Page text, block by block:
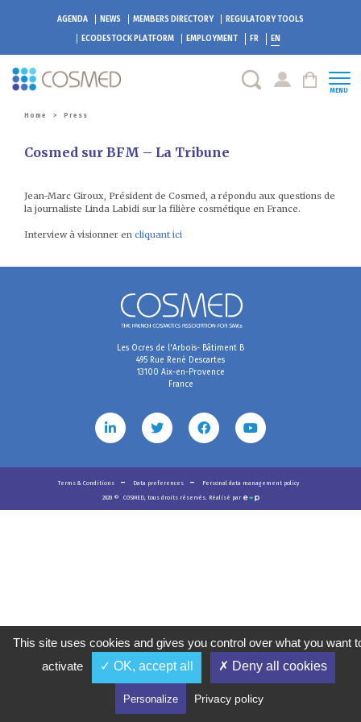
AGENDA NEWS MEMBERS DIRECTORY
REGULATORY TOOLS
ECODESTOCK PLATFORM EMPLOYMENT FR EN
MENU
Home > Press
Cosmed sur BFM – La Tribune
Jean-Marc Giroux, Président de Cosmed, a répondu aux questions de
la journaliste Linda Labidi sur la filière cosmétique en France.
Interview à visionner en cliquant ici
Les Ocres de l'Arbois- Bâtiment B
495 Rue René Descartes
13100 Aix-en-Provence
France
Terms & Conditions Data preferences
Personal data management policy
2020 © COSMED, tous droits réservés. Réalisé par
This site uses cookies and gives you control over what you want
activate
✓ OK, accept all ✗ Deny all cookies
Personalize Privacy policy